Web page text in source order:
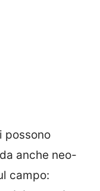
possono
anche neo-
campo: